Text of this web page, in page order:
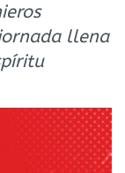
llena